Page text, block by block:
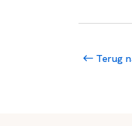
Terug